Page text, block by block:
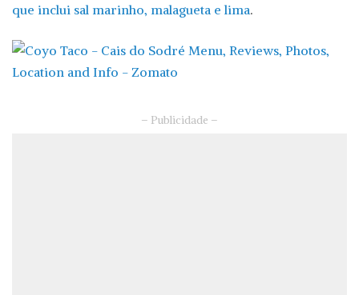
que inclui sal marinho, malagueta e lima.
– Publicidade –